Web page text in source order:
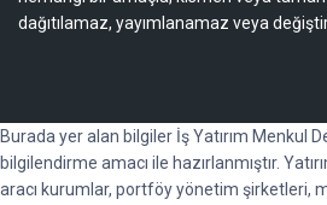
dağıtılamaz, yayımlanamaz veya
Burada yer alan bilgiler İş Yatırım Menkul
bilgilendirme amacı ile hazırlanmıştır.
aracı kurumlar, portföy yönetim şirketleri,